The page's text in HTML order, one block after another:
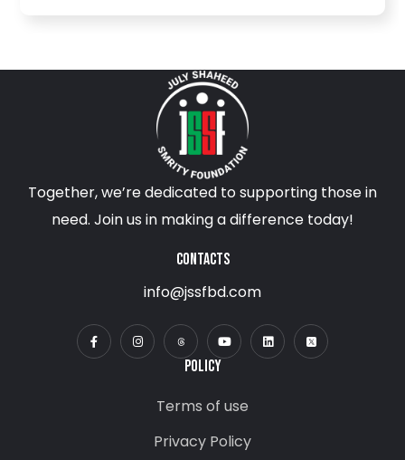
Together, we’re dedicated to supporting those in
need. Join us in making a difference today!
CONTACTS
info@jssfbd.com
POLICY
Terms of use
Privacy Policy